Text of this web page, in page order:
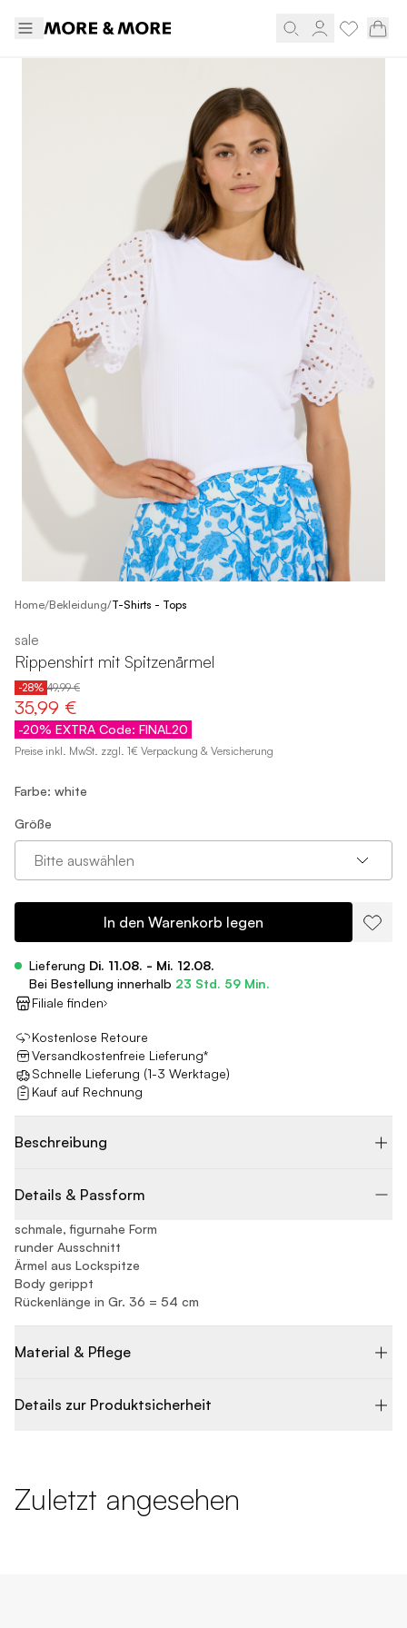
Home/Bekleidung/T-Shirts - Tops
sale
Rippenshirt mit Spitzenärmel
-28% 49,99 €
35,99 €
-20% EXTRA Code: FINAL20
Preise inkl. MwSt. zzgl. 1€ Verpackung & Versicherung
Farbe: white
Größe
Bitte auswählen
In den Warenkorb legen
Lieferung Di. 11.08. - Mi. 12.08.
Bei Bestellung innerhalb 23 Std. 59 Min.
Filiale finden
Kostenlose Retoure
Versandkostenfreie Lieferung*
Schnelle Lieferung (1-3 Werktage)
Kauf auf Rechnung
Beschreibung
Details & Passform
schmale, figurnahe Form
runder Ausschnitt
Ärmel aus Lockspitze
Body gerippt
Rückenlänge in Gr. 36 = 54 cm
Material & Pflege
Details zur Produktsicherheit
Zuletzt angesehen